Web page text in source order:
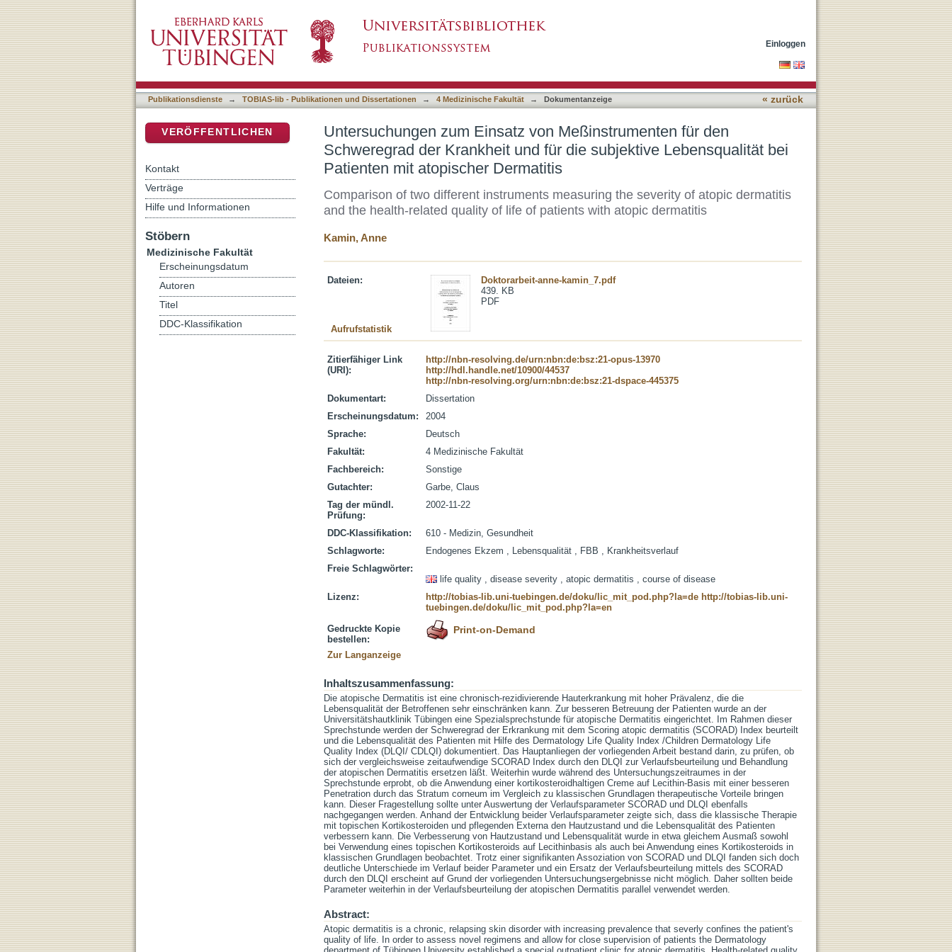
subjektive Lebensqualität bei Patienten mit atopischer Dermatitis
Einloggen
Publikationsdienste → TOBIAS-lib - Publikationen und Dissertationen → 4 Medizinische Fakultät → Dokumentanzeige « zurück
Untersuchungen zum Einsatz von Meßinstrumenten für den
Schweregrad der Krankheit und für die subjektive Lebensqualität bei
Patienten mit atopischer Dermatitis
Comparison of two different instruments measuring the severity of atopic dermatitis
and the health-related quality of life of patients with atopic dermatitis
Kamin, Anne
Dateien:
Doktorarbeit-anne-kamin_7.pdf
439. KB
PDF
Aufrufstatistik
Zitierfähiger Link
(URI):
http://nbn-resolving.de/urn:nbn:de:bsz:21-opus-13970
http://hdl.handle.net/10900/44537
http://nbn-resolving.org/urn:nbn:de:bsz:21-dspace-445375
Dokumentart:
Dissertation
Erscheinungsdatum:
2004
Sprache:
Deutsch
Fakultät:
4 Medizinische Fakultät
Fachbereich:
Sonstige
Gutachter:
Garbe, Claus
Tag der mündl.
Prüfung:
2002-11-22
DDC-Klassifikation:
610 - Medizin, Gesundheit
Schlagworte:
Endogenes Ekzem , Lebensqualität , FBB , Krankheitsverlauf
Freie Schlagwörter:
life quality , disease severity , atopic dermatitis , course of disease
Lizenz:
http://tobias-lib.uni-tuebingen.de/doku/lic_mit_pod.php?la=de http://tobias-lib.uni-
tuebingen.de/doku/lic_mit_pod.php?la=en
Gedruckte Kopie
bestellen:
Print-on-Demand
Zur Langanzeige
Inhaltszusammenfassung:
Die atopische Dermatitis ist eine chronisch-rezidivierende Hauterkrankung mit hoher Prävalenz, die die
Lebensqualität der Betroffenen sehr einschränken kann. Zur besseren Betreuung der Patienten wurde an der
Universitätshautklinik Tübingen eine Spezialsprechstunde für atopische Dermatitis eingerichtet. Im Rahmen dieser
Sprechstunde werden der Schweregrad der Erkrankung mit dem Scoring atopic dermatitis (SCORAD) Index beurteilt
und die Lebensqualität des Patienten mit Hilfe des Dermatology Life Quality Index /Children Dermatology Life
Quality Index (DLQI/ CDLQI) dokumentiert. Das Hauptanliegen der vorliegenden Arbeit bestand darin, zu prüfen, ob
sich der vergleichsweise zeitaufwendige SCORAD Index durch den DLQI zur Verlaufsbeurteilung und Behandlung
der atopischen Dermatitis ersetzen läßt. Weiterhin wurde während des Untersuchungszeitraumes in der
Sprechstunde erprobt, ob die Anwendung einer kortikosteroidhaltigen Creme auf Lecithin-Basis mit einer besseren
Penetration durch das Stratum corneum im Vergleich zu klassischen Grundlagen therapeutische Vorteile bringen
kann. Dieser Fragestellung sollte unter Auswertung der Verlaufsparameter SCORAD und DLQI ebenfalls
nachgegangen werden. Anhand der Entwicklung beider Verlaufsparameter zeigte sich, dass die klassische Therapie
mit topischen Kortikosteroiden und pflegenden Externa den Hautzustand und die Lebensqualität des Patienten
verbessern kann. Die Verbesserung von Hautzustand und Lebensqualität wurde in etwa gleichem Ausmaß sowohl
bei Verwendung eines topischen Kortikosteroids auf Lecithinbasis als auch bei Anwendung eines Kortikosteroids in
klassischen Grundlagen beobachtet. Trotz einer signifikanten Assoziation von SCORAD und DLQI fanden sich doch
deutliche Unterschiede im Verlauf beider Parameter und ein Ersatz der Verlaufsbeurteilung mittels des SCORAD
durch den DLQI erscheint auf Grund der vorliegenden Untersuchungsergebnisse nicht möglich. Daher sollten beide
Parameter weiterhin in der Verlaufsbeurteilung der atopischen Dermatitis parallel verwendet werden.
Abstract:
Atopic dermatitis is a chronic, relapsing skin disorder with increasing prevalence that severly confines the patient's
quality of life. In order to assess novel regimens and allow for close supervision of patients the Dermatology
VERÖFFENTLICHEN
Kontakt
Verträge
Hilfe und Informationen
Stöbern
Medizinische Fakultät
Erscheinungsdatum
Autoren
Titel
DDC-Klassifikation